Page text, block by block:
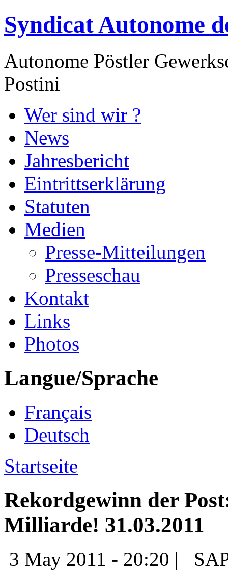
Syndicat Autonome
Autonome Pöstler
Postini
Wer sind wir ?
News
Jahresbericht
Eintrittserklärung
Statuten
Medien
Presse-Mitteilungen
Presseschau
Kontakt
Links
Photos
Langue/Sprache
Français
Deutsch
Startseite
Rekordgewinn der
Milliarde! 31.03.2011
3 May 2011 - 20:20 |